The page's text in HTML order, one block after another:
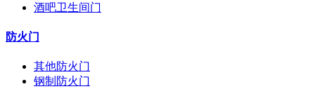
酒吧卫生间门
防火门
其他防火门
钢制防火门